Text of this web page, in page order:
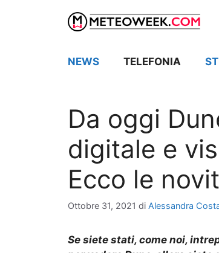
NEWS TELEFONIA
Da oggi
digitale e
Ecco le
Ottobre 31, 2021 di Alessandra
Se siete stati, come noi,